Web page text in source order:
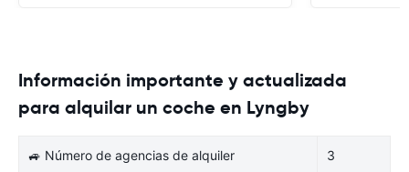
Información importante y actualizada
para alquilar un coche en Lyngby
🚙 Número de agencias de alquiler 3